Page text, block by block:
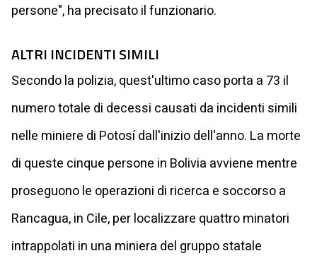
persone", ha precisato il funzionario.
ALTRI INCIDENTI SIMILI
Secondo la polizia, quest'ultimo caso porta a 73 il
numero totale di decessi causati da incidenti simili
nelle miniere di Potosí dall'inizio dell'anno. La morte
di queste cinque persone in Bolivia avviene mentre
proseguono le operazioni di ricerca e soccorso a
Rancagua, in Cile, per localizzare quattro minatori
intrappolati in una miniera del gruppo statale